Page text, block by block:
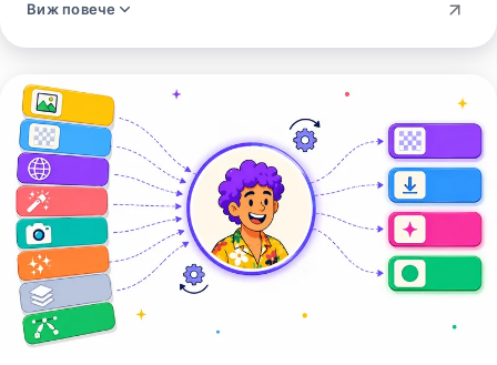
наведнъж използва нашия сървър. Няма какво да
Виж повече
Качете
изображението
си